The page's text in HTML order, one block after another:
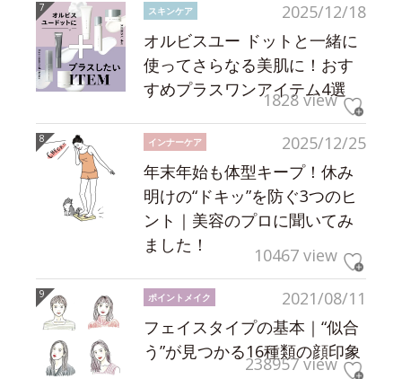
2025/12/18
スキンケア
オルビスユー ドットと一緒に
使ってさらなる美肌に！おす
すめプラスワンアイテム4選
1828 view
2025/12/25
インナーケア
年末年始も体型キープ！休み
明けの“ドキッ”を防ぐ3つのヒ
ント｜美容のプロに聞いてみ
ました！
10467 view
2021/08/11
ポイントメイク
フェイスタイプの基本｜“似合
う”が見つかる16種類の顔印象
238957 view